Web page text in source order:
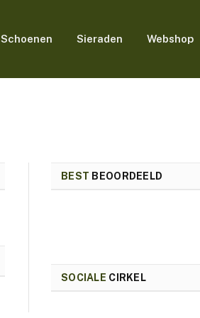
Schoenen Sieraden Webshop
BEST BEOORDEELD
SOCIALE CIRKEL